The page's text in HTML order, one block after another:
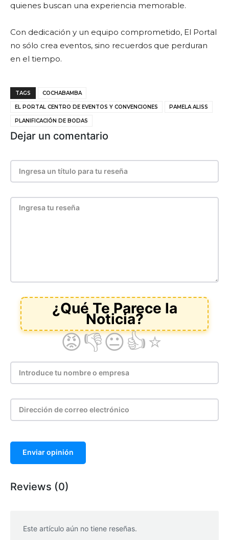
quienes buscan una experiencia memorable.
Con dedicación y un equipo comprometido, El Portal
no sólo crea eventos, sino recuerdos que perduran
en el tiempo.
TAGS COCHABAMBA
EL PORTAL CENTRO DE EVENTOS Y CONVENCIONES PAMELA ALISS
PLANIFICACIÓN DE BODAS
Dejar un comentario
Enviar opinión
Reviews (0)
Este artículo aún no tiene reseñas.